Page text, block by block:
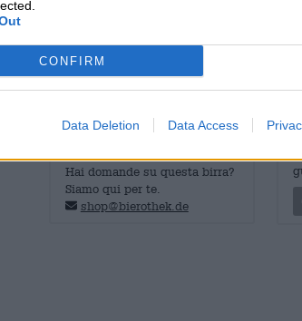
CONFIRM
Data Deletion Data Access
malto sottolinea la festa del luppolo
CONSULENZA GRATUITA SULLA
Hai domande su questa birra?
Siamo qui per te.
shop@bierothek.de